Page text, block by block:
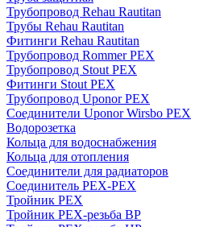
Трубопровод Rehau Rautitan
Трубы Rehau Rautitan
Фитинги Rehau Rautitan
Трубопровод Rommer PEX
Трубопровод Stout PEX
Фитинги Stout PEX
Трубопровод Uponor PEX
Соединители Uponor Wirsbo PEX
Водорозетка
Кольца для водоснабжения
Кольца для отопления
Соединители для радиаторов
Соединитель PEX-PEX
Тройник PEX
Тройник PEX-резьба ВР